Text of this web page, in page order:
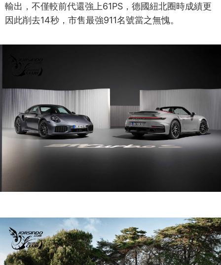
輸出，不僅較前代還強上61PS，德國紐北圈時成績更
因此削去14秒，市售最強911名號當之無愧。